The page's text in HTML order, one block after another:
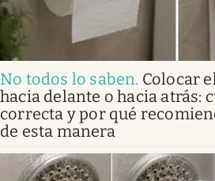
No todos lo saben. Colocar
hacia delante o hacia atrás:
correcta y por qué
de esta manera